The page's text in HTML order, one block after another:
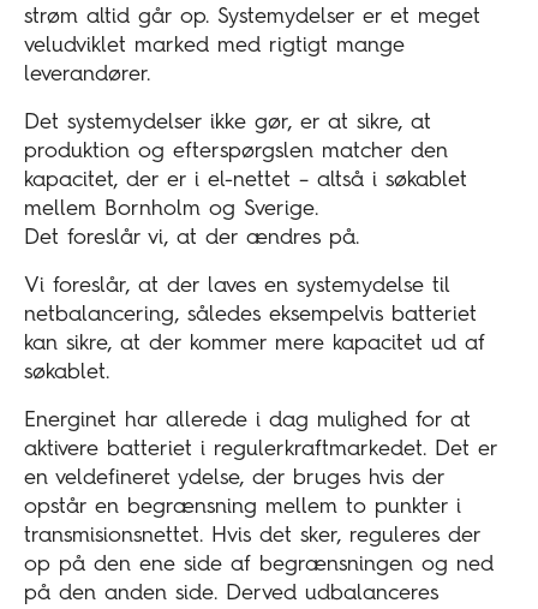
strøm altid går op. Systemydelser er et meget
veludviklet marked med rigtigt mange
leverandører.
Det systemydelser ikke gør, er at sikre, at
produktion og efterspørgslen matcher den
kapacitet, der er i el-nettet – altså i søkablet
mellem Bornholm og Sverige.
Det foreslår vi, at der ændres på.
Vi foreslår, at der laves en systemydelse til
netbalancering, således eksempelvis batteriet
kan sikre, at der kommer mere kapacitet ud af
søkablet.
Energinet har allerede i dag mulighed for at
aktivere batteriet i regulerkraftmarkedet. Det er
en veldefineret ydelse, der bruges hvis der
opstår en begrænsning mellem to punkter i
transmisionsnettet. Hvis det sker, reguleres der
op på den ene side af begrænsningen og ned
på den anden side. Derved udbalanceres